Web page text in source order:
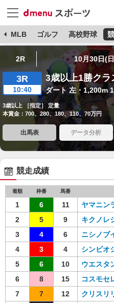
MLB ゴルフ 高校野球
2R 10月30日(
3R
10:40
3歳以上1勝クラ
ダート 左・1,200m
3歳以上 ［指定］ 定量
本賞金：700、280、180、110、70万円
出馬表 データ分析
競走成績
着順 枠番 馬番
1 6 11 ヤマニン
2
5 9 キクノレ
3
4 6 ニシノブ
4
3 4 シンビオ
5
6 10 ウエスタ
6
8 15 コスモセ
7
7 12 クリスリ